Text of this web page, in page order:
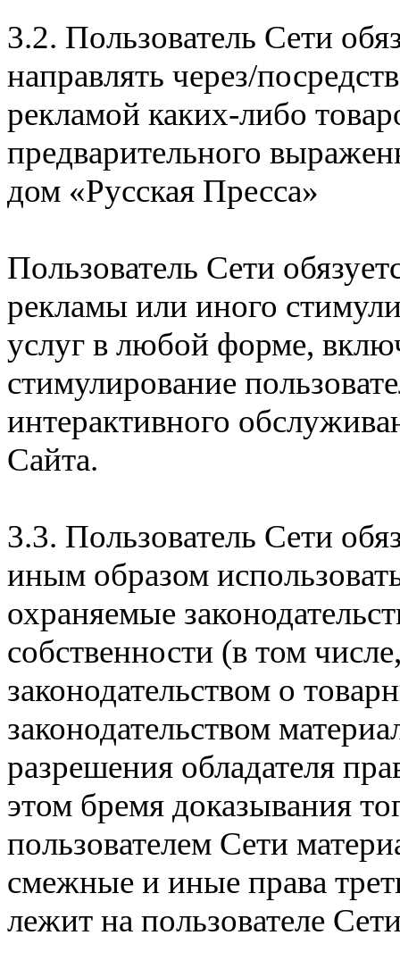
3.2. Пользователь Сети
направлять через/
рекламой каких-либо
предварительного
дом «Русская Пресса»
Пользователь Сети
рекламы или иного
услуг в любой форме,
стимулирование
интерактивного
Сайта.
3.3. Пользователь Сети
иным образом
охраняемые
собственности (в том
законодательством о
законодательством
разрешения обладателя
этом бремя доказывания
пользователем Сети
смежные и иные права
лежит на пользователе